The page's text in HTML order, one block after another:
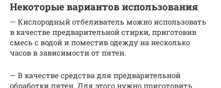
Некоторые вариантов использования
— Кислородный отбеливатель можно использовать
в качестве предварительной стирки, приготовив
смесь с водой и поместив одежду на несколько
часов в зависимости от пятен.
— В качестве средства для предварительной
обработки пятен. Для этого нужно приготовить